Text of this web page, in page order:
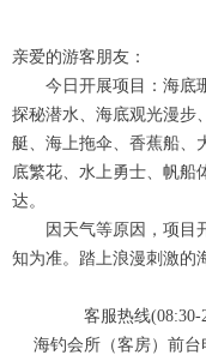
亲爱的游客朋友：
今日开展项目：海底
探秘潜水、海底观光漫步
艇、海上拖伞、香蕉船、
底繁花、水上勇士、帆船
达。
因天气等原因，项目
知为准。踏上浪漫刺激的
客服热线(08:30-
海钓会所（客房）前台